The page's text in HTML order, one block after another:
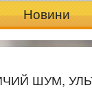
Новини
ШУМ,